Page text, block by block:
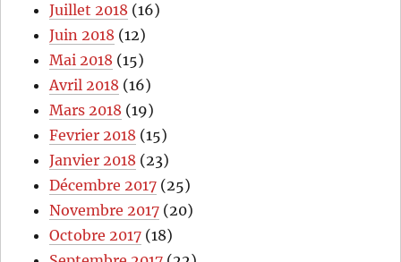
Juillet 2018 (16)
Juin 2018 (12)
Mai 2018 (15)
Avril 2018 (16)
Mars 2018 (19)
Fevrier 2018 (15)
Janvier 2018 (23)
Décembre 2017 (25)
Novembre 2017 (20)
Octobre 2017 (18)